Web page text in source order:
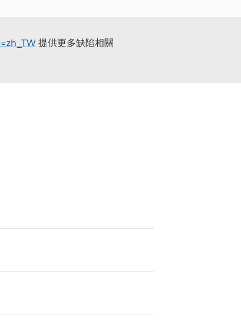
提供更多缺陷相關